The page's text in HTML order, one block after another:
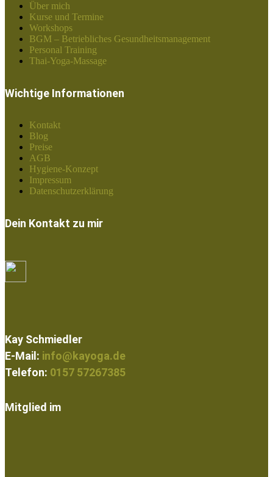
Über mich
Kurse und Termine
Workshops
BGM – Betriebliches Gesundheitsmanagement
Personal Training
Thai-Yoga-Massage
Wichtige Informationen
Kontakt
Blog
Preise
AGB
Hygiene-Konzept
Impressum
Datenschutzerklärung
Dein Kontakt zu mir
Kay Schmiedler
E-Mail: info@kayoga.de
Telefon: 0157 57267385
Mitglied im